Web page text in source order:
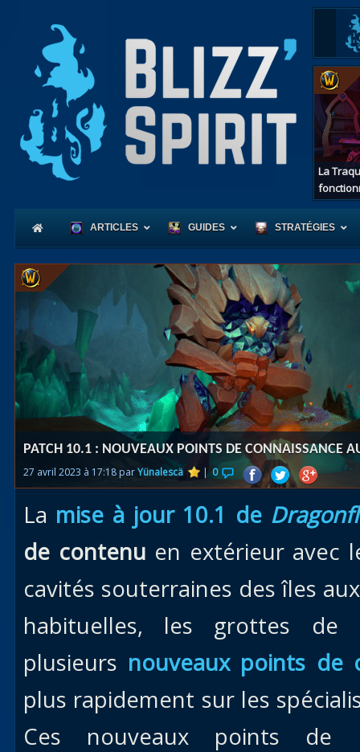
La
ARTICLES GUIDES
Coeur
Races
alliées
des îles
le vol
Uldum
Val
STRATÉGIES
PATCH 10.1 : NOUVEAUX POINTS DE CONNAISSANCE
27 avril 2023 à 17:18 parYünalescä | 0
La mise à jour 10.1 de
de contenu en extérieur avec
cavités souterraines des îles
habituelles, les grottes de
plusieurs nouveaux points de
plus rapidement sur les
Ces nouveaux points de